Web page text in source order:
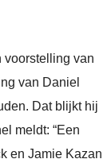
voorstelling van
van Daniel
Dat blijkt hij
meldt: “Een
en Jamie Kazan